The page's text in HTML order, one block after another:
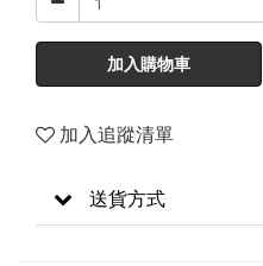
加入購物車
加入追蹤清單
送貨方式